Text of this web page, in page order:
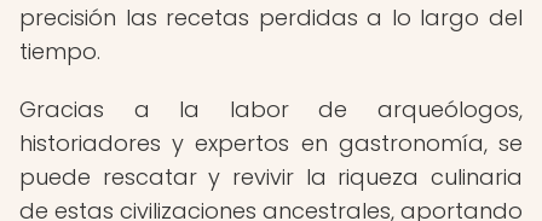
precisión las recetas perdidas a lo largo del
tiempo.
Gracias a la labor de arqueólogos,
historiadores y expertos en gastronomía, se
puede rescatar y revivir la riqueza culinaria
de estas civilizaciones ancestrales, aportando